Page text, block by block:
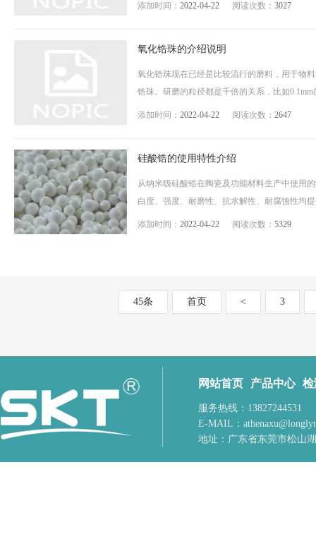
添加时间： 2022-04-22 阅读次数： 3027
氧化锆珠的介绍说明
氧化锆珠现在已经是比较流行的磨料，用于物
锆珠。研磨的粒径都是千倍的关系，比如
添加时间： 2022-04-22 阅读次数： 2647
硅酸锆的使用特性介绍
从纳米级硅酸锆在陶瓷及功能材料生产中使用
白度、强度、耐磨性、抗水解性、耐腐蚀性均
添加时间： 2022-04-22 阅读次数： 5329
45条 首页 < 3
网站首页 产品中心 检
服务热线：13827244531
E-MAIL：
地址： 广东省东莞市松山